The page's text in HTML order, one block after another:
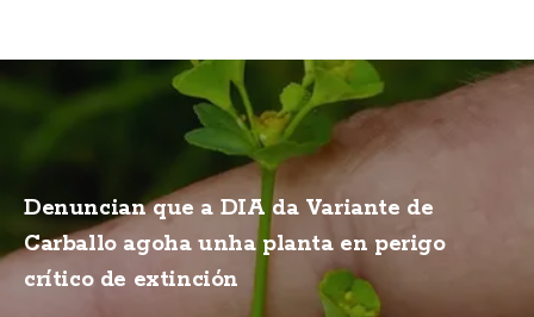
Denuncian que a DIA da Variante de
Carballo agoha unha planta en perigo
crítico de extinción